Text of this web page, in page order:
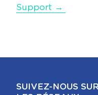
Support →
SUIVEZ-NOUS SUR